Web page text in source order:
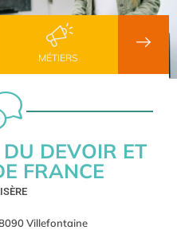
MÉTIERS
DEVOIR ET
FRANCE
Villefontaine